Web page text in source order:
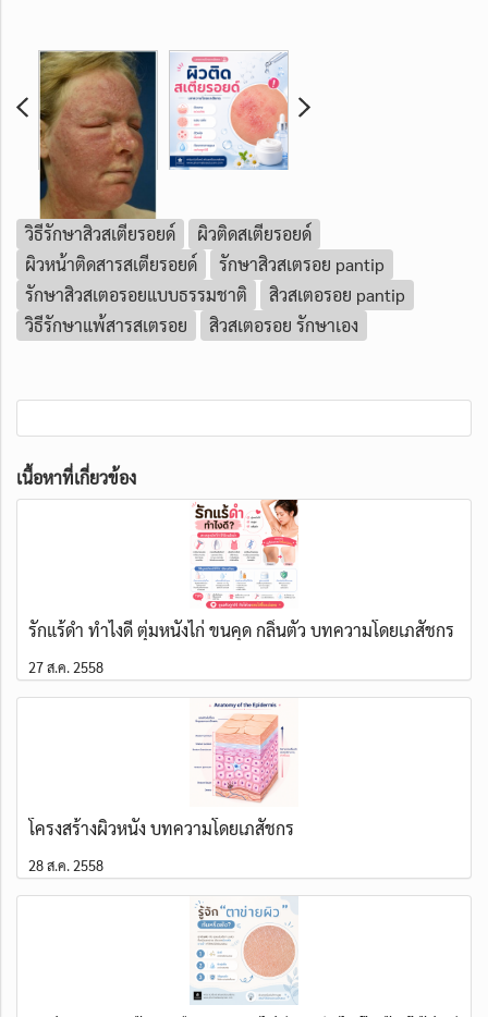
วิธีรักษาสิวสเตียรอยด์
ผิวติดสเตียรอยด์
ผิวหน้าติดสารสเตียรอยด์
รักษาสิวสเตรอย pantip
รักษาสิวสเตอรอยแบบธรรมชาติ
สิวสเตอรอย pantip
วิธีรักษาแพ้สารสเตรอย
สิวสเตอรอย รักษาเอง
เนื้อหาที่เกี่ยวข้อง
รักแร้ดำ ทำไงดี ตุ่มหนังไก่ ขนคุด กลิ่นตัว บทความโดยเภสัชกร
27 ส.ค. 2558
โครงสร้างผิวหนัง บทความโดยเภสัชกร
28 ส.ค. 2558